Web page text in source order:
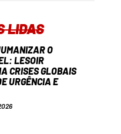
LIDAS
O
LESOIR
CRISES GLOBAIS
URGÊNCIA E